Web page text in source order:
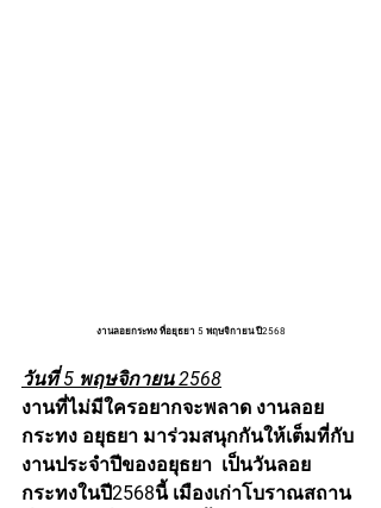
งานลอยกระทง ที่อยุธยา 5 พฤษจิกายน ปี2568
วันที่ 5 พฤษจิกายน 2568
งานที่ไม่มีใครอยากจะพลาด งานลอย
กระทง อยุธยา มาร่วมสนุกกันให้เต็มที่กับ
งานประจำปีของอยุธยา  เป็นวันลอย
กระทงในปี2568นี้ เมืองเก่าโบราณสถาน